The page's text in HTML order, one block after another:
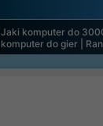
Jaki komputer do
komputer do gier |